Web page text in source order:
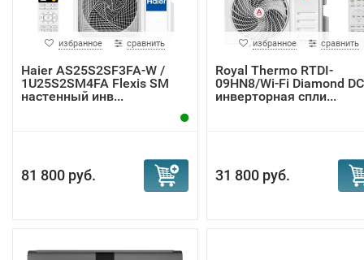
избранное сравнить
Haier AS25S2SF3FA-W /
1U25S2SM4FA Flexis SM
настенный инв...
81 800 руб.
избранное сравнить
Royal Thermo RTDI-
09HN8/Wi-Fi Diamond DC
инверторная спли...
31 800 руб.